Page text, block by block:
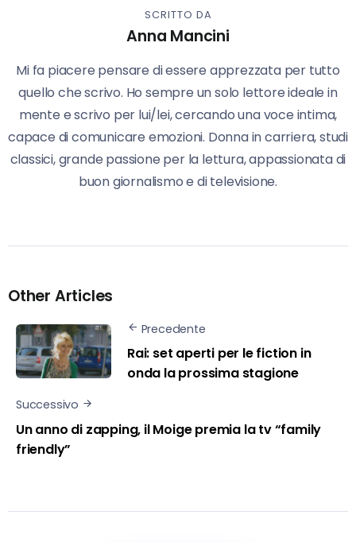
SCRITTO DA
Anna Mancini
Mi fa piacere pensare di essere apprezzata per tutto
quello che scrivo. Ho sempre un solo lettore ideale in
mente e scrivo per lui/lei, cercando una voce intima,
capace di comunicare emozioni. Donna in carriera, studi
classici, grande passione per la lettura, appassionata di
buon giornalismo e di televisione.
Other Articles
Precedente
Rai: set aperti per le fiction in
onda la prossima stagione
Successivo
Un anno di zapping, il Moige premia la tv “family
friendly”